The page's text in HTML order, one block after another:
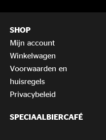
SHOP
Mijn account
Winkelwagen
Voorwaarden en
huisregels
Privacybeleid
SPECIAALBIERCAFÉ